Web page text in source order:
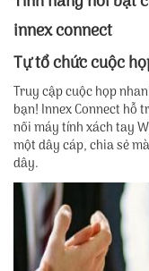
innex connect
Tự tổ chức cuộc
Truy cập cuộc họp
bạn! Innex Connect hỗ
nối máy tính xách tay
một dây cáp, chia sẻ
dây.